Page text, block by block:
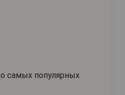
самых популярных